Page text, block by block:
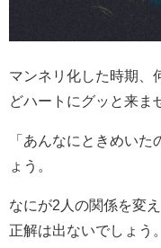
マンネリ化した時期、
どハートにグッと来ま
「あんなにときめいた
ょう。
なにが2 人の関係を変
正解は出ないでしょう。